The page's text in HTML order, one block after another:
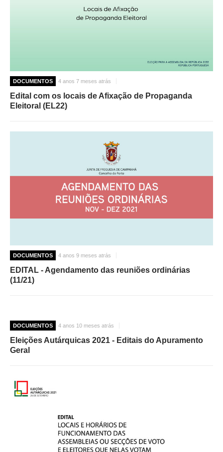
DOCUMENTOS 4 anos 7 meses atrás
Edital com os locais de Afixação de Propaganda
Eleitoral (EL22)
DOCUMENTOS 4 anos 9 meses atrás
EDITAL - Agendamento das reuniões ordinárias
(11/21)
DOCUMENTOS 4 anos 10 meses atrás
Eleições Autárquicas 2021 - Editais do Apuramento
Geral